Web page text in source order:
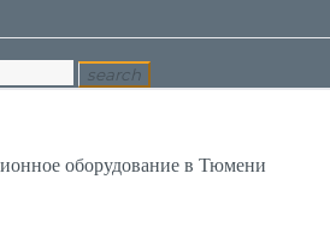
search
оборудование в Тюмени